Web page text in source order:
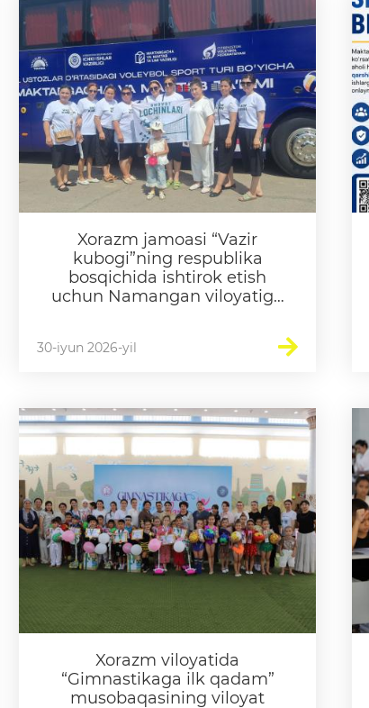
Xorazm jamoasi “Vazir
kubogi”ning respublika
bosqichida ishtirok etish
uchun Namangan viloyatiga
30-iyun 2026-yil
Xorazm viloyatida
“Gimnastikaga ilk qadam”
musobaqasining viloyat